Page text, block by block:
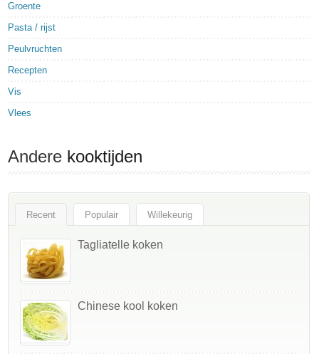
Groente
Pasta / rijst
Peulvruchten
Recepten
Vis
Vlees
Andere kooktijden
Recent Populair Willekeurig
Tagliatelle koken
Chinese kool koken